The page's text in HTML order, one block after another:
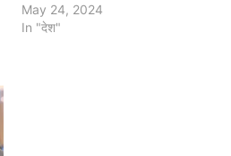
May 24, 2024
In "देश"